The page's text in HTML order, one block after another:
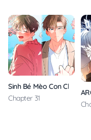
Sinh Bé Mèo Con Cho Tôi
Chapter 31